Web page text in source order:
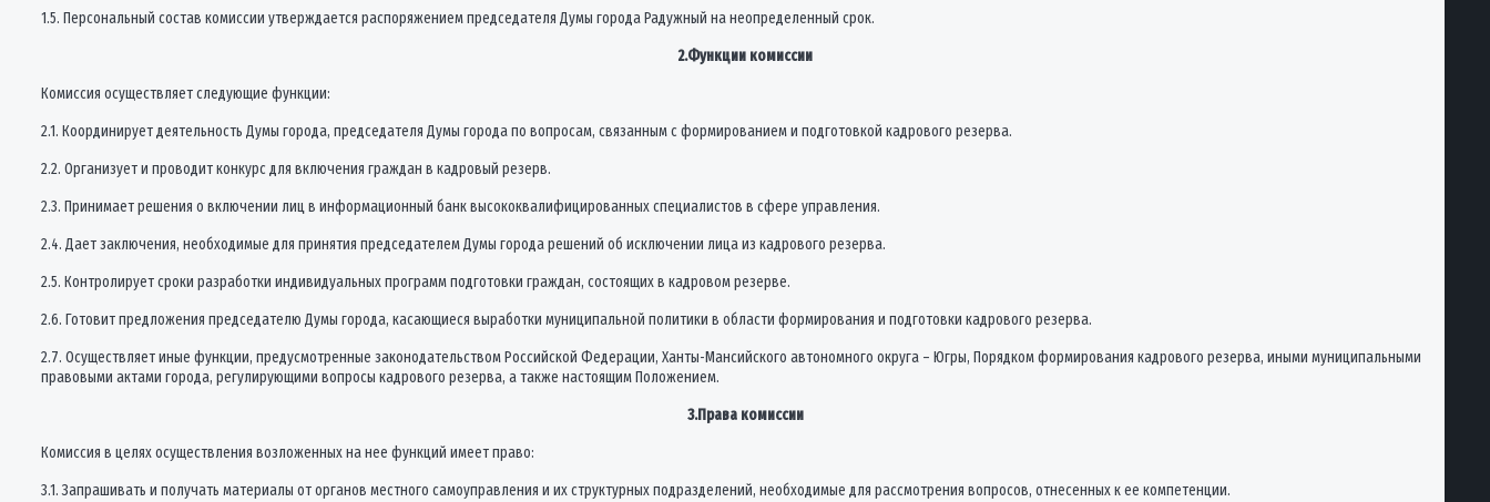
1.5. Персональный состав комиссии утверждается распоряжением председателя Думы города Радужный на неопределенный срок.
2.Функции комиссии
Комиссия осуществляет следующие функции:
2.1. Координирует деятельность Думы города, председателя Думы города по вопросам, связанным с формированием и подготовкой кадрового резерва.
2.2. Организует и проводит конкурс для включения граждан в кадровый резерв.
2.3. Принимает решения о включении лиц в информационный банк высококвалифицированных специалистов в сфере управления.
2.4. Дает заключения, необходимые для принятия председателем Думы города решений об исключении лица из кадрового резерва.
2.5. Контролирует сроки разработки индивидуальных программ подготовки граждан, состоящих в кадровом резерве.
2.6. Готовит предложения председателю Думы города, касающиеся выработки муниципальной политики в области формирования и подготовки кадрового резерва.
2.7. Осуществляет иные функции, предусмотренные законодательством Российской Федерации, Ханты-Мансийского автономного округа – Югры, Порядком формирования кадрового резерва, иными муниципальными
правовыми актами города, регулирующими вопросы кадрового резерва, а также настоящим Положением.
3.Права комиссии
Комиссия в целях осуществления возложенных на нее функций имеет право:
3.1. Запрашивать и получать материалы от органов местного самоуправления и их структурных подразделений, необходимые для рассмотрения вопросов, отнесенных к ее компетенции.